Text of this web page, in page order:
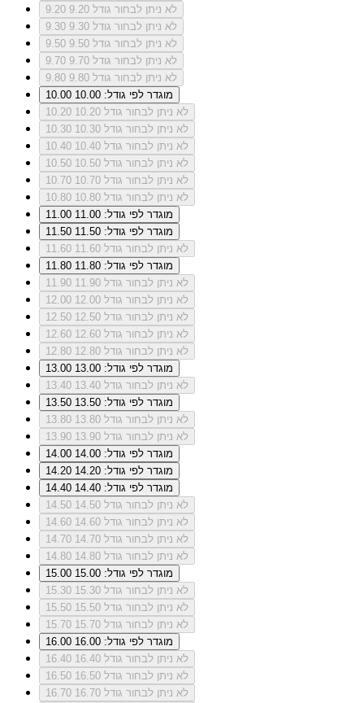
9.20
לא ניתן לבחור גודל 9.20
9.30
לא ניתן לבחור גודל 9.30
9.50
לא ניתן לבחור גודל 9.50
9.70
לא ניתן לבחור גודל 9.70
9.80
לא ניתן לבחור גודל 9.80
10.00
מוגדר לפי גודל: 10.00
10.20
לא ניתן לבחור גודל 10.20
10.30
לא ניתן לבחור גודל 10.30
10.40
לא ניתן לבחור גודל 10.40
10.50
לא ניתן לבחור גודל 10.50
10.70
לא ניתן לבחור גודל 10.70
10.80
לא ניתן לבחור גודל 10.80
11.00
מוגדר לפי גודל: 11.00
11.50
מוגדר לפי גודל: 11.50
11.60
לא ניתן לבחור גודל 11.60
11.80
מוגדר לפי גודל: 11.80
11.90
לא ניתן לבחור גודל 11.90
12.00
לא ניתן לבחור גודל 12.00
12.50
לא ניתן לבחור גודל 12.50
12.60
לא ניתן לבחור גודל 12.60
12.80
לא ניתן לבחור גודל 12.80
13.00
מוגדר לפי גודל: 13.00
13.40
לא ניתן לבחור גודל 13.40
13.50
מוגדר לפי גודל: 13.50
13.80
לא ניתן לבחור גודל 13.80
13.90
לא ניתן לבחור גודל 13.90
14.00
מוגדר לפי גודל: 14.00
14.20
מוגדר לפי גודל: 14.20
14.40
מוגדר לפי גודל: 14.40
14.50
לא ניתן לבחור גודל 14.50
14.60
לא ניתן לבחור גודל 14.60
14.70
לא ניתן לבחור גודל 14.70
14.80
לא ניתן לבחור גודל 14.80
15.00
מוגדר לפי גודל: 15.00
15.30
לא ניתן לבחור גודל 15.30
15.50
לא ניתן לבחור גודל 15.50
15.70
לא ניתן לבחור גודל 15.70
16.00
מוגדר לפי גודל: 16.00
16.40
לא ניתן לבחור גודל 16.40
16.50
לא ניתן לבחור גודל 16.50
16.70
לא ניתן לבחור גודל 16.70